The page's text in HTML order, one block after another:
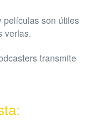
películas son útiles
verlas.
transmite